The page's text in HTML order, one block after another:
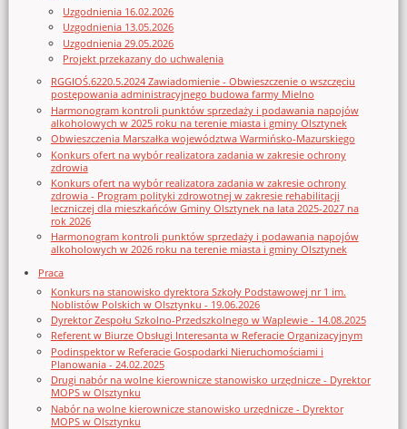
Uzgodnienia 16.02.2026
Uzgodnienia 13.05.2026
Uzgodnienia 29.05.2026
Projekt przekazany do uchwalenia
RGGIOŚ.6220.5.2024 Zawiadomienie - Obwieszczenie o wszczęciu
postępowania administracyjnego budowa farmy Mielno
Harmonogram kontroli punktów sprzedaży i podawania napojów
alkoholowych w 2025 roku na terenie miasta i gminy Olsztynek
Obwieszczenia Marszałka województwa Warmińsko-Mazurskiego
Konkurs ofert na wybór realizatora zadania w zakresie ochrony
zdrowia
Konkurs ofert na wybór realizatora zadania w zakresie ochrony
zdrowia - Program polityki zdrowotnej w zakresie rehabilitacji
leczniczej dla mieszkańców Gminy Olsztynek na lata 2025-2027 na
rok 2026
Harmonogram kontroli punktów sprzedaży i podawania napojów
alkoholowych w 2026 roku na terenie miasta i gminy Olsztynek
Praca
Konkurs na stanowisko dyrektora Szkoły Podstawowej nr 1 im.
Noblistów Polskich w Olsztynku - 19.06.2026
Dyrektor Zespołu Szkolno-Przedszkolnego w Waplewie - 14.08.2025
Referent w Biurze Obsługi Interesanta w Referacie Organizacyjnym
Podinspektor w Referacie Gospodarki Nieruchomościami i
Planowania - 24.02.2025
Drugi nabór na wolne kierownicze stanowisko urzędnicze - Dyrektor
MOPS w Olsztynku
Nabór na wolne kierownicze stanowisko urzędnicze - Dyrektor
MOPS w Olsztynku